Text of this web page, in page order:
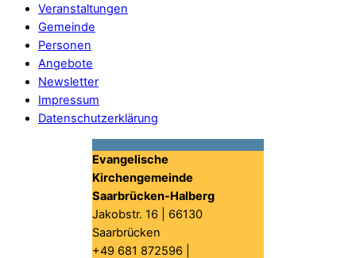
Veranstaltungen
Gemeinde
Personen
Angebote
Newsletter
Impressum
Datenschutzerklärung
Evangelische
Kirchengemeinde
Saarbrücken-Halberg
Jakobstr. 16 | 66130
Saarbrücken
+49 681 872596 |